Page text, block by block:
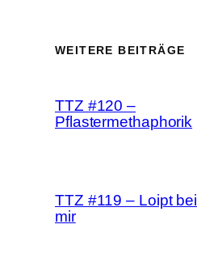
WEITERE BEITRÄGE
TTZ #120 –
Pflastermethaphorik
TTZ #119 – Loipt bei
mir